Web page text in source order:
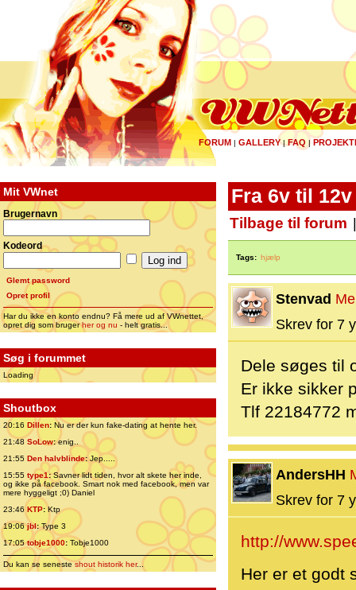
FORUM | GALLERY|FAQ |
Mit VWnet
Brugernavn
Kodeord
Glemt password
Opret profil
Har du ikke en konto endnu? Få mere ud af VWnettet,
opret dig som brugerher og nu - helt gratis...
Søg i forummet
Loading
Shoutbox
20:16 Dillen: Nu er der kun fake-dating at hente her.
21:48 SoLow:enig..
21:55 Den halvblinde:Jep.....
15:55 type1:Savner lidt tiden, hvor alt skete her inde,
og ikke på facebook. Smart nok med facebook, men var
mere hyggeligt ;0) Daniel
23:46 KTP:Ktp
19:06jbl:Type 3
17:05tobje1000: Tobje1000
Du kan se senesteshout historik her...
Fra 6v til 12v
Tilbage til forum
Tags: hjælp
Stenvad
Skrev for 7
Dele søges til
Er ikke sikker
Tlf 22184772
AndersHH
Skrev for 7
http://
Her er et godt